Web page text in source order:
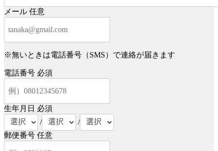
メール 任意
※無いときは電話番号（SMS）で連絡が届きます
電話番号 必須
生年月日 必須
/
/
郵便番号 任意